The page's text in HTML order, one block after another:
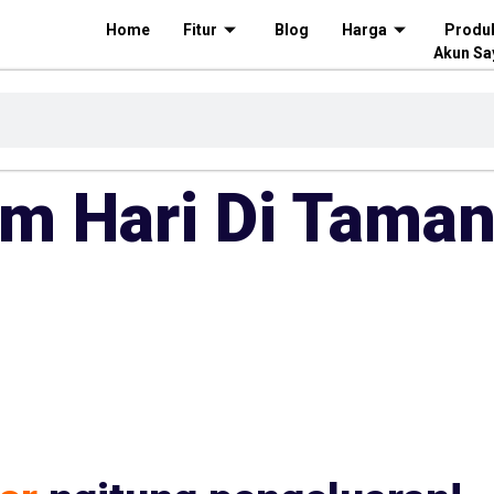
Home Fitur Blog Harga
Akun
Hari Di